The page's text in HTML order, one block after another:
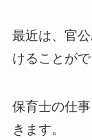
最近は、官
けることが
保育士の仕
きます。